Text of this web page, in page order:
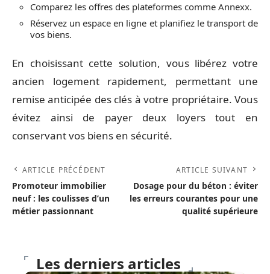
Comparez les offres des plateformes comme Annexx.
Réservez un espace en ligne et planifiez le transport de
vos biens.
En choisissant cette solution, vous libérez votre
ancien logement rapidement, permettant une
remise anticipée des clés à votre propriétaire. Vous
évitez ainsi de payer deux loyers tout en
conservant vos biens en sécurité.
ARTICLE PRÉCÉDENT
Promoteur immobilier
neuf : les coulisses d’un
métier passionnant
ARTICLE SUIVANT
Dosage pour du béton : éviter
les erreurs courantes pour une
qualité supérieure
Les derniers articles